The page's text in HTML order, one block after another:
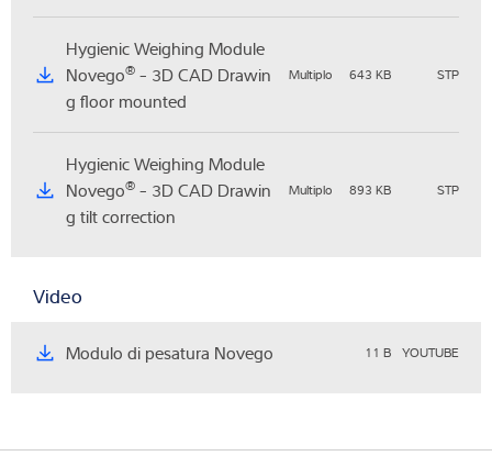
Hygienic Weighing Module
Novego® - 3D CAD Drawin
g floor mounted
Multiplo 643 KB STP
Hygienic Weighing Module
Novego® - 3D CAD Drawin
g tilt correction
Multiplo 893 KB STP
Video
Modulo di pesatura Novego 11 B YOUTUBE